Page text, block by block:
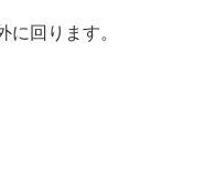
に回ります。